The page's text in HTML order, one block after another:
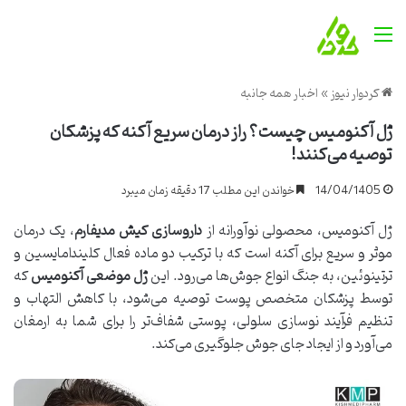
منو
کردوار نیوز»اخبار همه جانبه
ژل آکنومیس چیست؟ راز درمان سریع آکنه که پزشکان
توصیه می‌کنند!
14/04/1405 خواندن این مطلب 17 دقیقه زمان میبرد
ژل آکنومیس، محصولی نوآورانه ازداروسازی کیش مدیفارم، یک درمان
موثر و سریع برای آکنه است که با ترکیب دو ماده فعال کلیندامایسین و
ترتینوئین، به جنگ انواع جوش‌ها می‌رود. اینژل موضعی آکنومیسکه
توسط پزشکان متخصص پوست توصیه می‌شود، با کاهش التهاب و
تنظیم فرآیند نوسازی سلولی، پوستی شفاف‌تر را برای شما به ارمغان
می‌آورد و از ایجاد جای جوش جلوگیری می‌کند.